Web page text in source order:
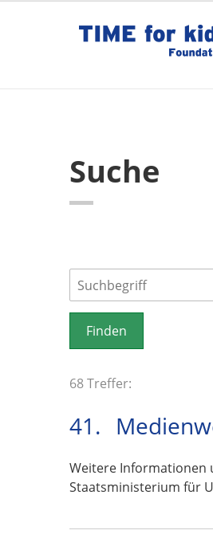
Suche
68 Treffer:
41.
Weitere Informationen
Staatsministerium für